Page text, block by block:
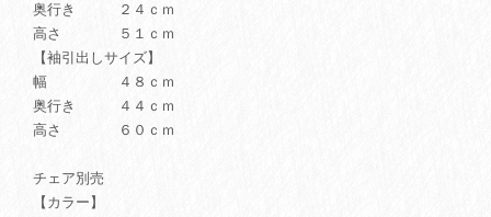
奥行き ２４ｃｍ
高さ ５１ｃｍ
【袖引出しサイズ】
幅 ４８ｃｍ
奥行き ４４ｃｍ
高さ ６０ｃｍ
チェア別売
【カラー】